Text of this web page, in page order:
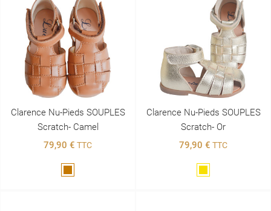
Clarence Nu-Pieds SOUPLES
Scratch- Camel
79,90 € TTC
Clarence Nu-Pieds SOUPLES
Scratch- Or
79,90 € TTC